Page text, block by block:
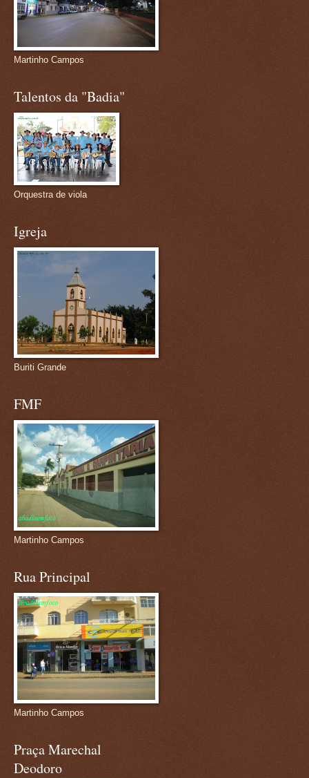
Martinho Campos
Talentos da "Badia"
Orquestra de viola
Igreja
Buriti Grande
FMF
Martinho Campos
Rua Principal
Martinho Campos
Praça Marechal
Deodoro